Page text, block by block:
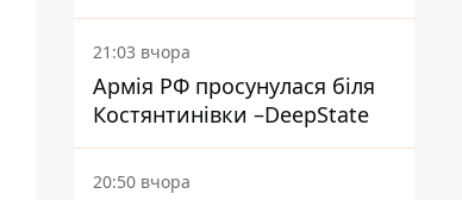
21:03 вчора
Армія РФ просунулася біля
Костянтинівки –DeepState
20:50 вчора